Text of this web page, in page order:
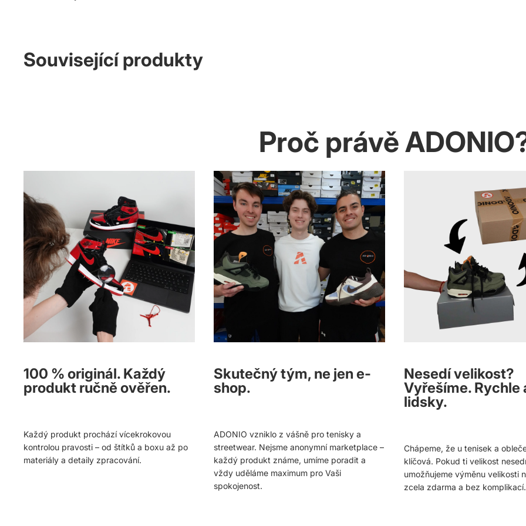
Související produkty
Proč právě
100 % originál. Každý
produkt ručně ověřen.
Každý produkt prochází vícekrokovou
kontrolou pravosti – od štítků a boxu až po
materiály a detaily zpracování.
Skutečný tým, ne jen e-
shop.
ADONIO vzniklo z vášně pro tenisky a
streetwear. Nejsme anonymní marketplace –
každý produkt známe, umíme poradit a
vždy uděláme maximum pro Vaši
spokojenost.
Nesedí velikost?
Vyřešíme. Rychle
lidsky.
Chápeme, že u tenisek a
klíčová. Pokud ti velikost
umožňujeme výměnu velikosti
zcela zdarma a bez komplikací.